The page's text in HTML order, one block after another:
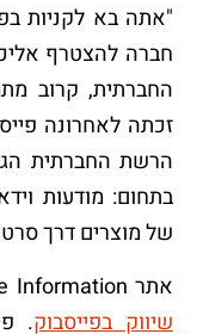
"אתה בא לקניות
חברה להצטרף
החברתית, קרוב
זכתה לאחרונה
הרשת החברתית
בתחום: מודעות
של מוצרים דרך
אתר The Information פרסם לאחרונה כתבה
שיווק בפייסבוק.